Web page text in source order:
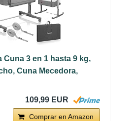
Cuna 3 en 1 hasta 9 kg,
Cuna Mecedora,
109,99 EUR
Comprar en Amazon